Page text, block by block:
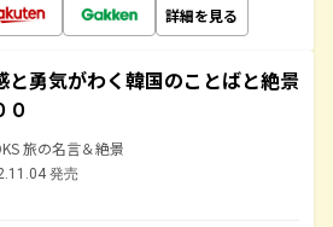
詳細を見る
と勇気がわく韓国のことばと絶景
０
旅の名言＆絶景
発売